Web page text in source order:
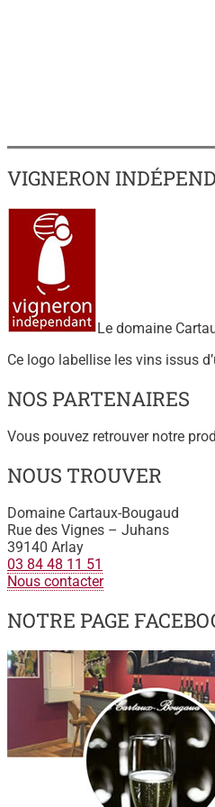
VIGNERON
Le domaine
Ce logo labellise les vins issus
NOS PARTENAIRES
Vous pouvez retrouver notre
NOUS TROUVER
Domaine Cartaux-Bougaud
Rue des Vignes – Juhans
39140 Arlay
03 84 48 11 51
Nous contacter
NOTRE PAGE